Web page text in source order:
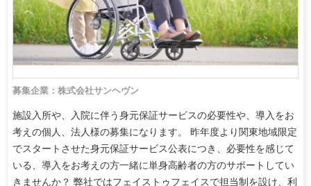
募集企業：株式会社サンヘヴン
施設入所や、入院に伴う身元保証サービスの必要性や、導入をお
考えの個人、法人様の募集になります。 昨年度より関東地域限定
でスタートさせた身元保証サービス公表につき、必要性を感じて
いる、導入をお考えの方一緒に単身高齢者の方のサポートしてい
きませんか？ 弊社ではフェイストゥフェイスで担当制を設け、利